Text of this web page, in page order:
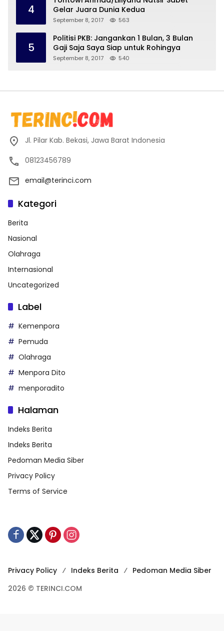
4
Gelar Juara Dunia Kedua
September 8, 2017 563
5
Politisi PKB: Jangankan 1 Bulan, 3 Bulan
Gaji Saja Saya Siap untuk Rohingya
September 8, 2017 540
Jl. Pilar Kab. Bekasi, Jawa Barat Indonesia
08123456789
email@terinci.com
Kategori
Berita
Nasional
Olahraga
Internasional
Uncategorized
Label
Kemenpora
Pemuda
Olahraga
Menpora Dito
menporadito
Halaman
Indeks Berita
Indeks Berita
Pedoman Media Siber
Privacy Policy
Terms of Service
Privacy Policy Indeks Berita
Pedoman Media Siber
2026 © TERINCI.COM